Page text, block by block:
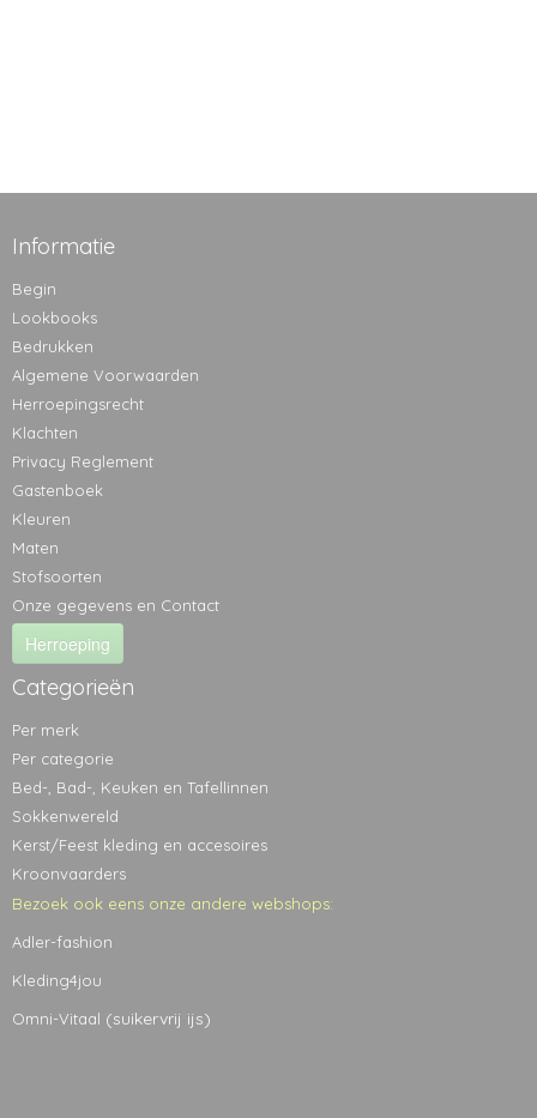
Informatie
Begin
Lookbooks
Bedrukken
Algemene Voorwaarden
Herroepingsrecht
Klachten
Privacy Reglement
Gastenboek
Kleuren
Maten
Stofsoorten
Onze gegevens en Contact
Herroeping
Categorieën
Per merk
Per categorie
Bed-, Bad-, Keuken en Tafellinnen
Sokkenwereld
Kerst/Feest kleding en accesoires
Kroonvaarders
Bezoek ook eens onze andere webshops:
Adler-fashion
Kleding4jou
Omni-Vitaal (suikervrij ijs)